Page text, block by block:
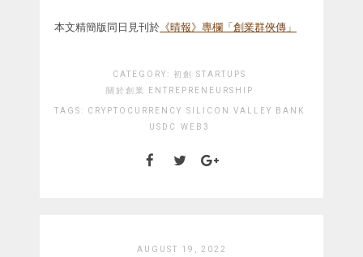
本文精簡版同日見刊於 《晴報》專欄「創業群俠傳」
CATEGORY: 初創 STARTUPS
關於創業 ENTREPRENEURSHIP
TAGS: CRYPTOCURRENCY
SILICON VALLEY BANK
USDC
WEB3
AUGUST 19, 2022